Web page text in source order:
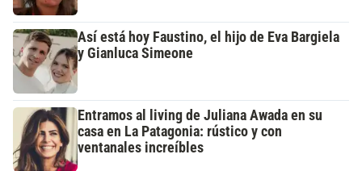
Así está hoy Faustino, el hijo de Eva Bargiela
y Gianluca Simeone
Entramos al living de Juliana Awada en su
casa en La Patagonia: rústico y con
ventanales increíbles